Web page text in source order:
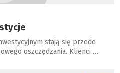
stają się przede
oszczędzania. Klienci …